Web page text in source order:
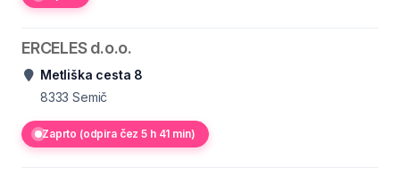
ERCELES d.o.o.
Metliška cesta 8
8333 Semič
Zaprto (odpira čez 5 h 41 min)